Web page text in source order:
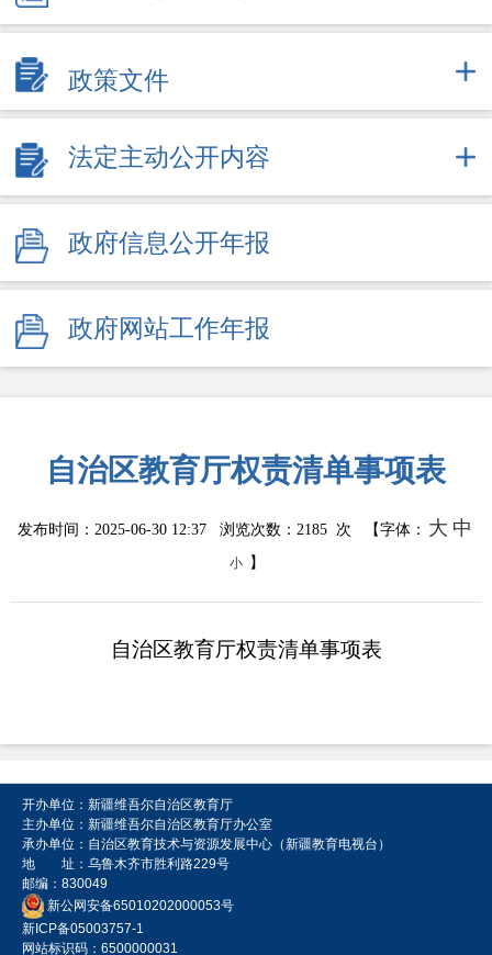
政策文件
法定主动公开内容
政府信息公开年报
政府网站工作年报
自治区教育厅权责清单事项表
发布时间：2025-06-30 12:37 浏览次数： 2185 次 【字体： 大 中
小 】
自治区教育厅权责清单事项表
开办单位：新疆维吾尔自治区教育厅
主办单位：新疆维吾尔自治区教育厅办公室
承办单位：自治区教育技术与资源发展中心（新疆教育电视台）
地 址：乌鲁木齐市胜利路229号
邮编：830049
新公网安备65010202000053号
新ICP备05003757-1
网站标识码：6500000031